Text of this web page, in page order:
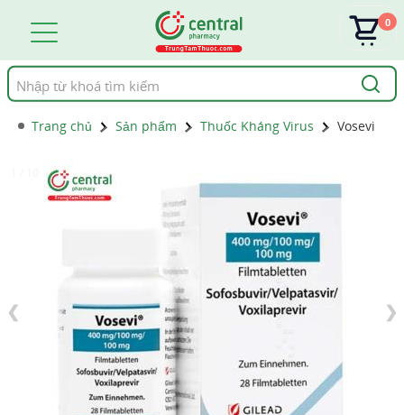
Tìm
kiếm
0
Trang chủ Sản phẩm Thuốc Kháng Virus Vosevi
❮ ❯